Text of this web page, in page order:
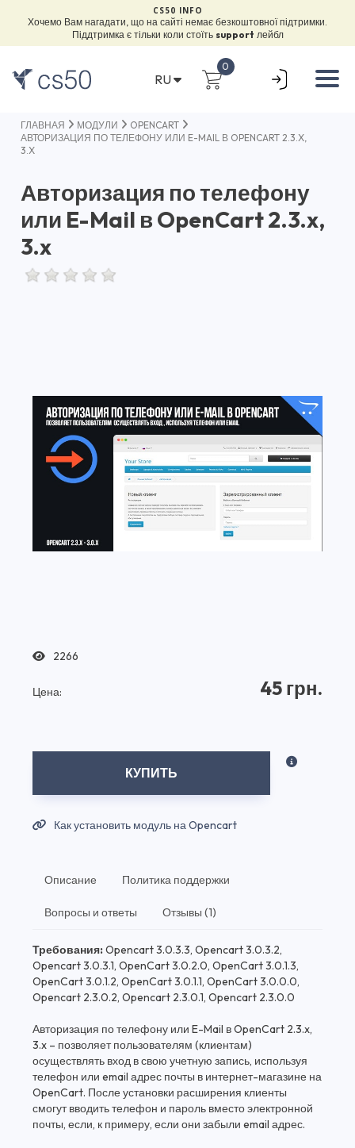
CS50 INFO
Хочемо Вам нагадати, що на сайті немає безкоштовної підтримки.
Піддтримка є тільки коли стоїть support лейбл
RU
0
ГЛАВНАЯ МОДУЛИ
OPENCART
АВТОРИЗАЦИЯ ПО ТЕЛЕФОНУ ИЛИ E-MAIL В OPENCART 2.3.X,
3.X
Авторизация по телефону
или E-Mail в OpenCart 2.3.x,
3.x
2266
Цена: 45 грн.
КУПИТЬ
Как установить модуль на Opencart
Описание Политика поддержки
Вопросы и ответы Отзывы (1)
Требования:Opencart 3.0.3.3, Opencart 3.0.3.2,
Opencart 3.0.3.1, OpenCart 3.0.2.0, OpenCart 3.0.1.3,
OpenCart 3.0.1.2, OpenCart 3.0.1.1, OpenCart 3.0.0.0,
Opencart 2.3.0.2, Opencart 2.3.0.1, Opencart 2.3.0.0
Авторизация по телефону или E-Mail в OpenCart 2.3.x,
3.x – позволяет пользователям (клиентам)
осуществлять вход в свою учетную запись, используя
телефон или email адрес почты в интернет-магазине на
OpenCart. После установки расширения клиенты
смогут вводить телефон и пароль вместо электронной
почты, если, к примеру, если они забыли email адрес.